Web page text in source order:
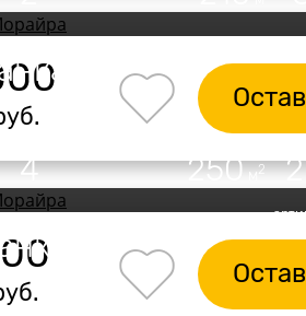
4
Площадь:
250м2